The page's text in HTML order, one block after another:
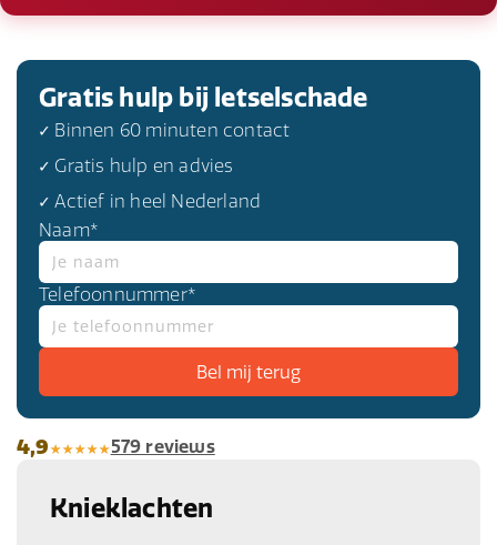
Gratis hulp bij letselschade
✓ Binnen 60 minuten contact
✓ Gratis hulp en advies
✓ Actief in heel Nederland
Naam*
Telefoonnummer*
4,9 579 reviews
Knieklachten